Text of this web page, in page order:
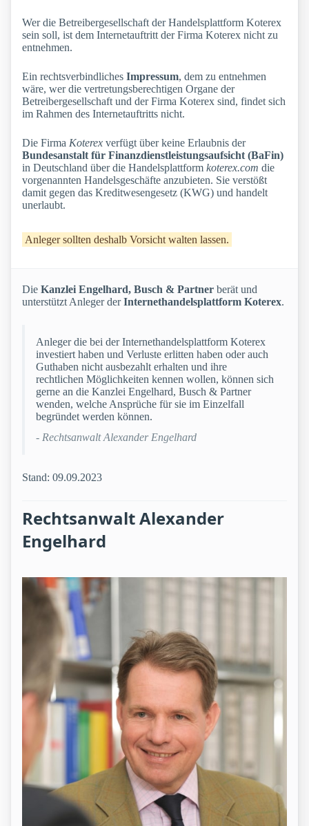
Wer die Betreibergesellschaft der Handelsplattform Koterex
sein soll, ist dem Internetauftritt der Firma Koterex nicht zu
entnehmen.
Ein rechtsverbindliches Impressum, dem zu entnehmen
wäre, wer die vertretungsberechtigen Organe der
Betreibergesellschaft und der Firma Koterex sind, findet sich
im Rahmen des Internetauftritts nicht.
Die Firma Koterex verfügt über keine Erlaubnis der
Bundesanstalt für Finanzdienstleistungsaufsicht (BaFin)
in Deutschland über die Handelsplattform koterex.com die
vorgenannten Handelsgeschäfte anzubieten. Sie verstößt
damit gegen das Kreditwesengesetz (KWG) und handelt
unerlaubt.
Anleger sollten deshalb Vorsicht walten lassen.
Die Kanzlei Engelhard, Busch & Partner berät und
unterstützt Anleger derInternethandelsplattform Koterex.
Anleger die bei der Internethandelsplattform Koterex
investiert haben und Verluste erlitten haben oder auch
Guthaben nicht ausbezahlt erhalten und ihre
rechtlichen Möglichkeiten kennen wollen, können sich
gerne an die Kanzlei Engelhard, Busch & Partner
wenden, welche Ansprüche für sie im Einzelfall
begründet werden können.
- Rechtsanwalt Alexander Engelhard
Stand: 09.09.2023
Rechtsanwalt Alexander
Engelhard